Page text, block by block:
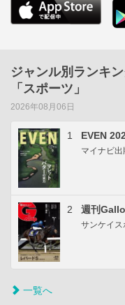
ジャンル別ランキ
「スポーツ」
2026年08月06日
1 EVEN
マイナビ出
2 週刊
サンケイス
一覧へ